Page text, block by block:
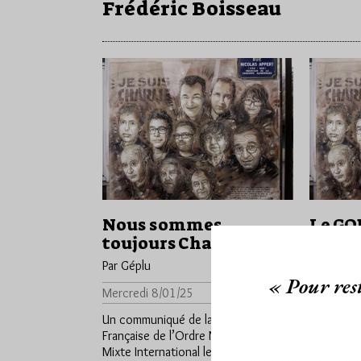
Frédéric Boisseau
Nous sommes
toujours Charlie
Par Géplu
Mercredi 8/01/25
Lu 310 fois
Un communiqué de la Fédération
Française de l’Ordre Maçonnique
Mixte International le DROIT HUMAIN
Le
« Pour